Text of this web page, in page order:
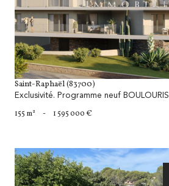
Saint-Raphaël (83700)
Exclusivité. Programme neuf BOULOURIS
155 m² - 1 595 000 €